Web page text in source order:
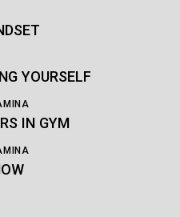
YOURSELF
IN GYM